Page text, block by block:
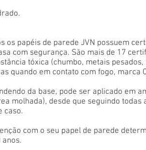
os papéis de parede JVN possuem
com segurança. São mais de 17
tóxica (chumbo, metais
quando em contato com fogo, marca
da base, pode ser aplicado em
molhada), desde que seguindo
caso.
com o seu papel de parede